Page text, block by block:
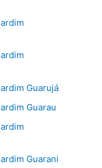
Guarujá
Guarau
Guarani